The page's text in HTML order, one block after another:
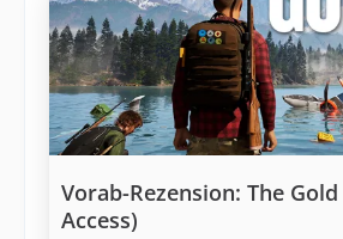
Vorab-Rezension: The
Access)